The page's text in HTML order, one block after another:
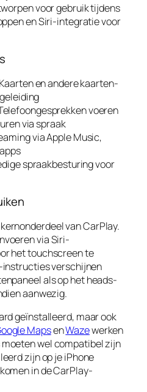
voor gebruik tijdens
en Siri-integratie voor
en andere kaarten-
voeren
via spraak
via Apple Music,
spraakbesturing voor
van CarPlay.
via Siri-
het touchscreen te
verschijnen
als op het heads-
aanwezig.
geïnstalleerd, maar ook
MapsenWazewerken
moeten wel compatibel zijn
zijn op je iPhone
in de CarPlay-